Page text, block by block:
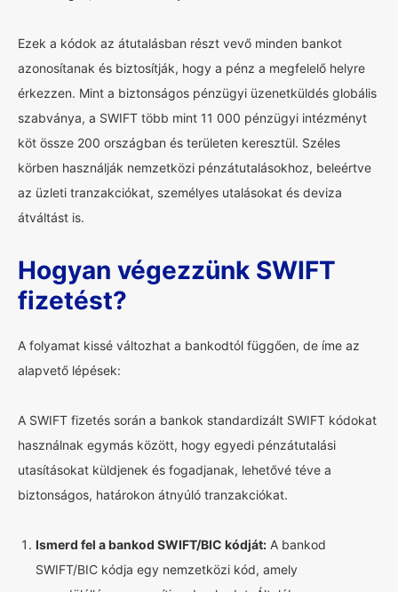
Ezek a kódok az átutalásban részt vevő minden bankot
azonosítanak és biztosítják, hogy a pénz a megfelelő helyre
érkezzen. Mint a biztonságos pénzügyi üzenetküldés globális
szabványa, a SWIFT több mint 11 000 pénzügyi intézményt
köt össze 200 országban és területen keresztül. Széles
körben használják nemzetközi pénzátutalásokhoz, beleértve
az üzleti tranzakciókat, személyes utalásokat és deviza
átváltást is.
Hogyan végezzünk SWIFT
fizetést?
A folyamat kissé változhat a bankodtól függően, de íme az
alapvető lépések:
A SWIFT fizetés során a bankok standardizált SWIFT kódokat
használnak egymás között, hogy egyedi pénzátutalási
utasításokat küldjenek és fogadjanak, lehetővé téve a
biztonságos, határokon átnyúló tranzakciókat.
Ismerd fel a bankod SWIFT/BIC kódját: A bankod
SWIFT/BIC kódja egy nemzetközi kód, amely